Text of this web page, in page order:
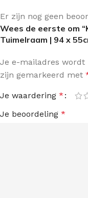
Er zijn nog geen
Wees de eerste om
Tuimelraam | 94 x
Je e-mailadres wordt
zijn gemarkeerd met
Je waardering *
Je beoordeling *